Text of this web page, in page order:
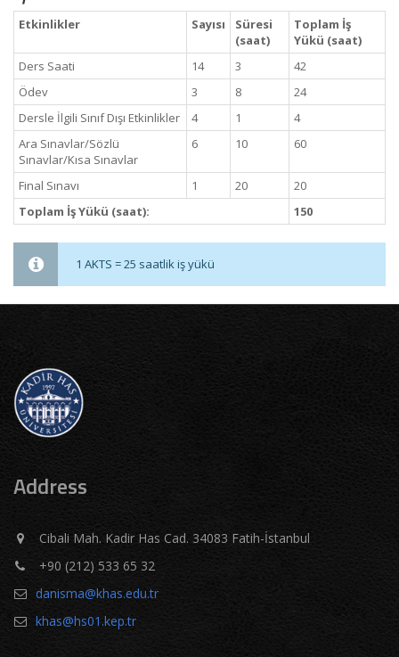
Etkinlikler Sayısı
Süresi
(saat)
Toplam İş
Yükü (saat)
Ders Saati
14 3
42
Ödev
3 8
24
Dersle İlgili Sınıf Dışı Etkinlikler
4 1
4
Ara Sınavlar/Sözlü
Sınavlar/Kısa Sınavlar
6 10 60
Final Sınavı 1 20
20
Toplam İş Yükü (saat):
150
1 AKTS = 25 saatlik iş yükü
Address
Cibali Mah. Kadir Has Cad. 34083 Fatih-İstanbul
+90 (212) 533 65 32
danisma@khas.edu.tr
khas@hs01.kep.tr